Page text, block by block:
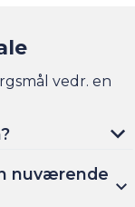
vedr. en
nuværende